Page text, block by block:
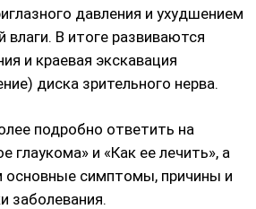
давления и ухудшением
влаги. В итоге развиваются
и краевая экскавация
диска зрительного нерва.
подробно ответить на
глаукома» и «Как ее лечить», а
основные симптомы, причины и
заболевания.